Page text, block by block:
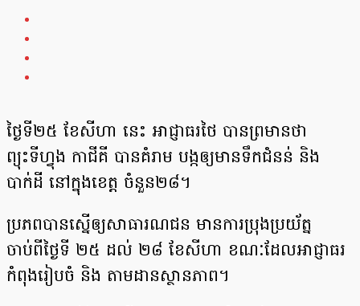
ថ្ងៃទី២៥ ខែសីហា នេះ អាជ្ញាធរថៃ បានព្រមានថា
ព្យុះទីហ្វុង កាជីគី បានគំរាម បង្កឲ្យមានទឹកជំនន់ និង
បាក់ដី នៅក្នុងខេត្ត ចំនួន២៨។
ប្រភពបានស្នើឲ្យសាធារណជន មានការប្រុងប្រយ័ត្ន
ចាប់ពីថ្ងៃទី ២៥ ដល់ ២៨ ខែសីហា ខណៈដែលអាជ្ញាធរ
កំពុងរៀបចំ និង តាមដានស្ថានភាព។